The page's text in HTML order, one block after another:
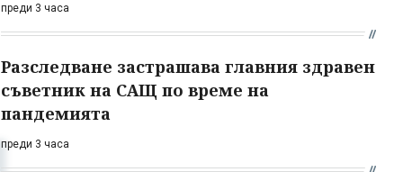
преди 3 часа
Разследване застрашава главния здравен
съветник на САЩ по време на
пандемията
преди 3 часа